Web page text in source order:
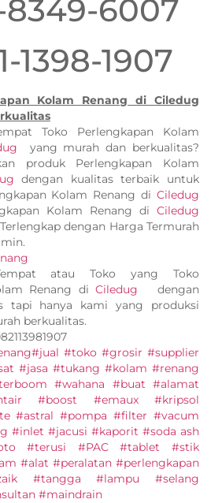
8349-6007
1398-1907
Kolam Renang di Ciledug
Toko Perlengkapan Kolam
yang murah dan berkualitas?
produk Perlengkapan Kolam
dengan kualitas terbaik untuk
Kolam Renang di Ciledug
Kolam Renang di Ciledug
dengan Harga Termurah
atau Toko yang Toko
Renang di Ciledug
dengan
tapi hanya kami yang produksi
berkualitas.
#jual #toko #grosir #supplier
#jasa #tukang #kolam #renang
#wahana #buat #alamat
#boost #emaux #kripsol
#astral #pompa #filter #vacum
#inlet #jacusi #kaporit #soda ash
#terusi #PAC #tablet #stik
#alat #peralatan #perlengkapan
#tangga #lampu #selang
#maindrain